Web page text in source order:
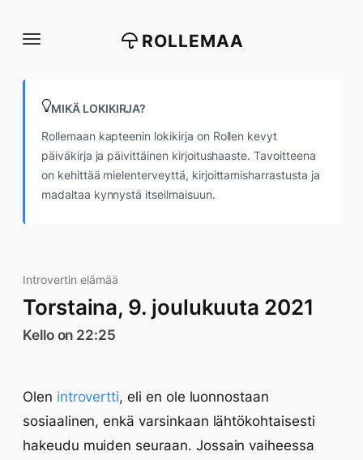
suoraan
ROLLEMAA
MIKÄ LOKIKIRJA?
Rollemaan kapteenin lokikirja on Rollen kevyt
päiväkirja ja päivittäinen kirjoitushaaste. Tavoitteena
on kehittää mielenterveyttä, kirjoittamisharrastusta ja
madaltaa kynnystä itseilmaisuun.
Introvertin elämää
Torstaina, 9. joulukuuta 2021
Kello on 22:25
Olen introvertti, eli en ole luonnostaan
sosiaalinen, enkä varsinkaan lähtökohtaisesti
hakeudu muiden seuraan. Jossain vaiheessa